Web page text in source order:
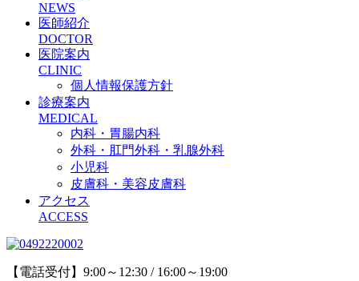
NEWS
医師紹介
DOCTOR
医院案内
CLINIC
個人情報保護方針
診療案内
MEDICAL
内科・胃腸内科
外科・肛門外科・乳腺外科
小児科
皮膚科・美容皮膚科
アクセス
ACCESS
【電話受付】9:00～12:30 / 16:00～19:00